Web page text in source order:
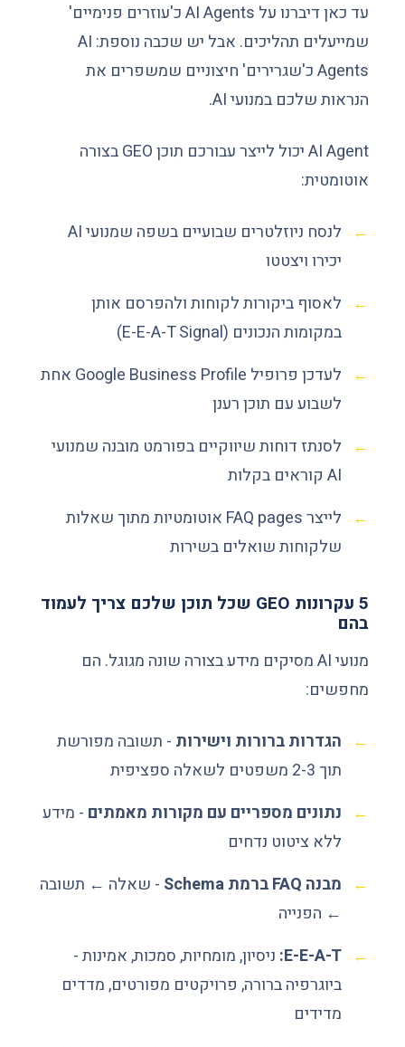
עד כאן דיברנו על AI Agents כ'עוזרים פנימיים'
שמייעלים תהליכים. אבל יש שכבה נוספת: AI
Agents כ'שגרירים' חיצוניים שמשפרים את
הנראות שלכם במנועי AI.
AI Agent יכול לייצר עבורכם תוכן GEO בצורה
אוטומטית:
לנסח ניוזלטרים שבועיים בשפה שמנועי AI
יכירו ויצטטו
לאסוף ביקורות לקוחות ולהפרסם אותן
במקומות הנכונים (E-E-A-T Signal)
לעדכן פרופיל Google Business Profile אחת
לשבוע עם תוכן רענן
לסנתז דוחות שיווקיים בפורמט מובנה שמנועי
AI קוראים בקלות
לייצר FAQ pages אוטומטיות מתוך שאלות
שלקוחות שואלים בשירות
5 עקרונות GEO שכל תוכן שלכם צריך לעמוד
בהם
מנועי AI מסיקים מידע בצורה שונה מגוגל. הם
מחפשים:
הגדרות ברורות וישירות - תשובה מפורשת
תוך 2-3 משפטים לשאלה ספציפית
נתונים מספריים עם מקורות מאמתים - מידע
ללא ציטוט נדחים
מבנה FAQ ברמת Schema
- שאלה ← תשובה
← הפנייה
E-E-A-T: ניסיון, מומחיות, סמכות, אמינות -
ביוגרפיה ברורה, פרויקטים מפורטים, מדדים
מדידים